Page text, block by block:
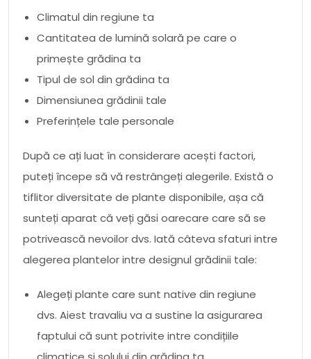
Climatul din regiune ta
Cantitatea de lumină solară pe care o
primește grădina ta
Tipul de sol din grădina ta
Dimensiunea grădinii tale
Preferințele tale personale
După ce ați luat în considerare acești factori,
puteți începe să vă restrângeți alegerile. Există o
tiflitor diversitate de plante disponibile, așa că
sunteți aparat că veți găsi oarecare care să se
potrivească nevoilor dvs. Iată câteva sfaturi intre
alegerea plantelor intre designul grădinii tale:
Alegeți plante care sunt native din regiune
dvs. Aiest travaliu va a sustine la asigurarea
faptului că sunt potrivite intre condițiile